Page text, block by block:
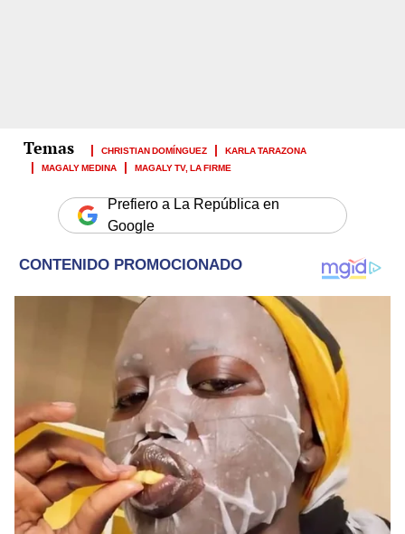
CHRISTIAN DOMÍNGUEZ
KARLA TARAZONA
MAGALY MEDINA
MAGALY TV, LA FIRME
Prefiero a La República en
Google